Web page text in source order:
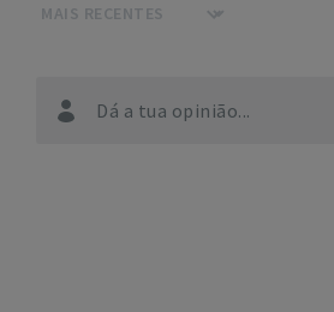
Dá a tua opinião...